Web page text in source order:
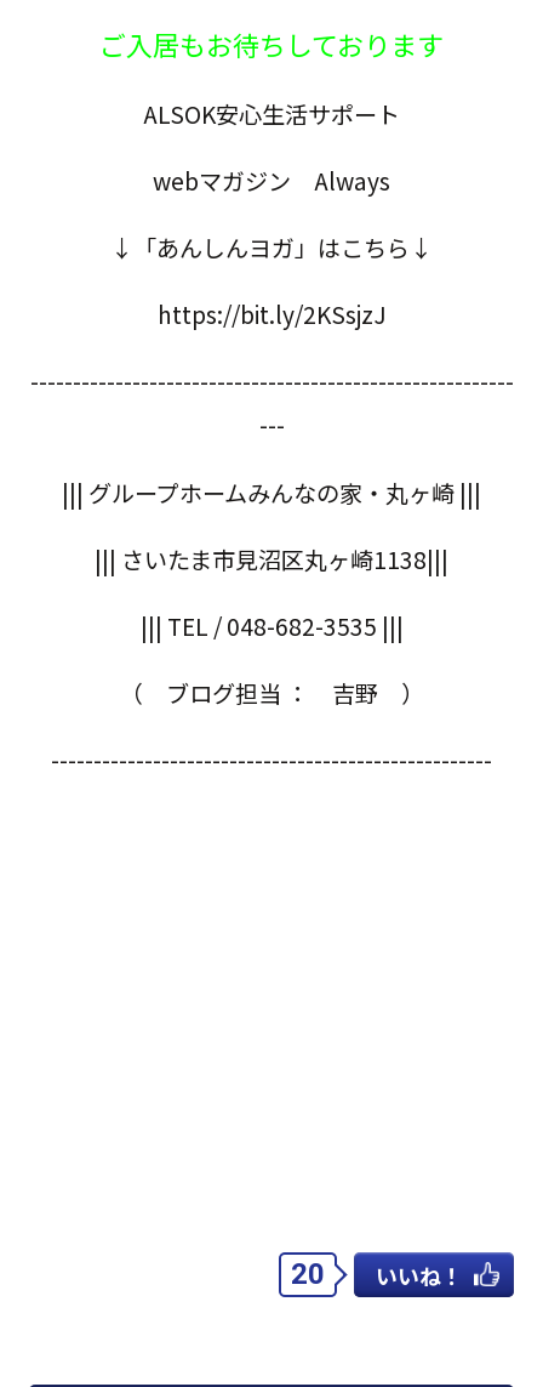
ご入居もお待ちしております
ALSOK安心生活サポート
webマガジン Always
↓「あんしんヨガ」はこちら↓
https://bit.ly/2KSsjzJ
---------------------------------------------------------
---
||| グループホームみんなの家・丸ヶ崎 |||
||| さいたま市見沼区丸ヶ崎1138|||
||| TEL / 048-682-3535 |||
（ ブログ担当 ： 吉野 ）
----------------------------------------------------
20 いいね！